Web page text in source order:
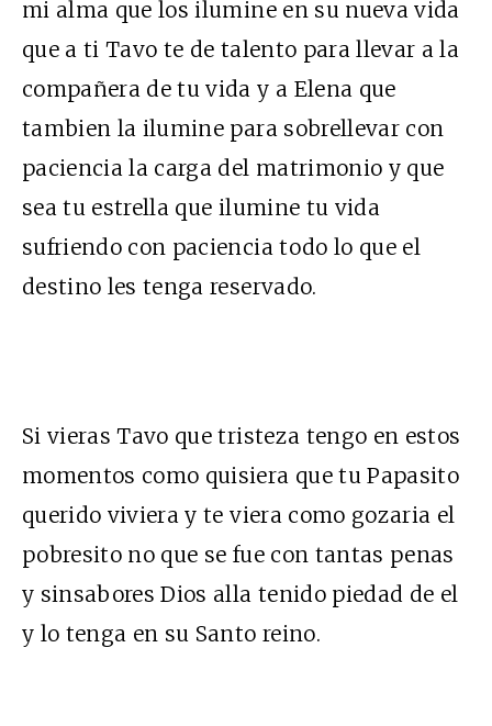
mi alma que los ilumine en su nueva vida
que a ti Tavo te de talento para llevar a la
compañera de tu vida y a Elena que
tambien la ilumine para sobrellevar con
paciencia la carga del matrimonio y que
sea tu estrella que ilumine tu vida
sufriendo con paciencia todo lo que el
destino les tenga reservado.
Si vieras Tavo que tristeza tengo en estos
momentos como quisiera que tu Papasito
querido viviera y te viera como gozaria el
pobresito no que se fue con tantas penas
y sinsabores Dios alla tenido piedad de el
y lo tenga en su Santo reino.